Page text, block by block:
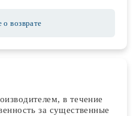
возврате
в течение
за существенные